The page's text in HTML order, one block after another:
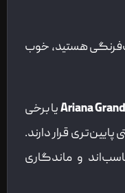
هستید، خوب
Arianaیا برخی
پایین‌تری قرار دارند.
و ماندگاری